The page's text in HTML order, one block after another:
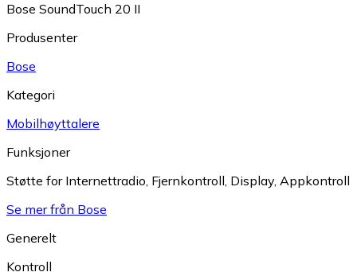
Bose SoundTouch 20 II
Produsenter
Bose
Kategori
Mobilhøyttalere
Funksjoner
Støtte for Internettradio, Fjernkontroll, Display, Appkontroll
Se mer från Bose
Generelt
Kontroll